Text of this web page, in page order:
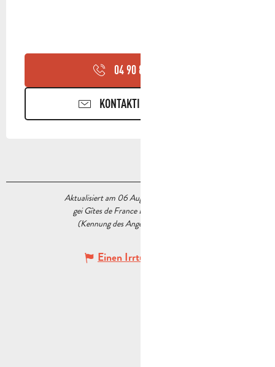
04 90 85 45
KONTAKTIEREN SIE UNS
Aktualisiert am 06 August 2026 Um 07:51
gei Gîtes de France Bouches du Rhône
(Kennung des Angebots :
Einen Irrtum angeben